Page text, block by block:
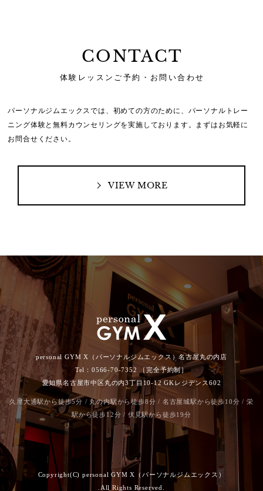
CONTACT
体験レッスンご予約・お問い合わせ
パーソナルジムエックスでは、初めての方のために、 パーソナルトレー
ニング体験と無料カウンセリングを実施しております。
まずはお気軽に
お問合せください。
VIEW MORE
personal GYM X（パーソナルジムエックス）名古屋丸の内店
Tel：0566-70-7352 ［完全予約制］
愛知県名古屋市中区丸の内3丁目10-12 GKレジデンス602
久屋大通駅から徒歩5分 / 丸の内駅から徒歩8分 / 名古屋城駅から徒歩10分 / 栄
駅から徒歩12分 / 伏見駅から徒歩19分
Copyright(C) personal GYM X（パーソナルジムエックス）
.All Rights Reserved.